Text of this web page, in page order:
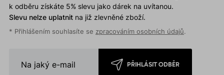
k odběru získáte 5% slevu jako dárek na uvítanou.
Slevu nelze uplatnitna již zlevněné zboží.
* Přihlášením souhlasíte se zpracováním osobních údajů.
PŘIHLÁSIT ODBĚR